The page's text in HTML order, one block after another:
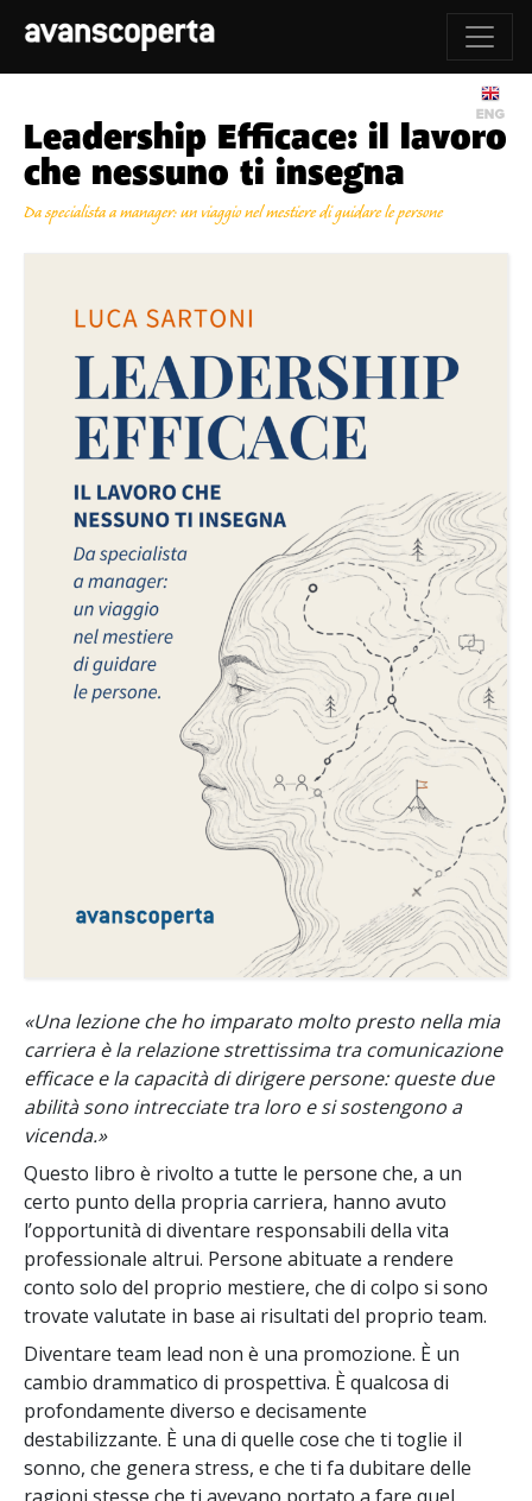
Leadership Efficace: il lavoro
che nessuno ti insegna
Da specialista a manager: un viaggio nel mestiere di guidare le persone
«Una lezione che ho imparato molto presto nella mia
carriera è la relazione strettissima tra comunicazione
efficace e la capacità di dirigere persone: queste due
abilità sono intrecciate tra loro e si sostengono a
vicenda.»
Questo libro è rivolto a tutte le persone che, a un
certo punto della propria carriera, hanno avuto
l’opportunità di diventare responsabili della vita
professionale altrui. Persone abituate a rendere
conto solo del proprio mestiere, che di colpo si sono
trovate valutate in base ai risultati del proprio team.
Diventare team lead non è una promozione. È un
cambio drammatico di prospettiva. È qualcosa di
profondamente diverso e decisamente
destabilizzante. È una di quelle cose che ti toglie il
sonno, che genera stress, e che ti fa dubitare delle